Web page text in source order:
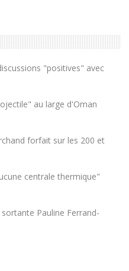
"positives" avec
au large d'Oman
forfait sur les 200 et
centrale thermique"
Pauline Ferrand-